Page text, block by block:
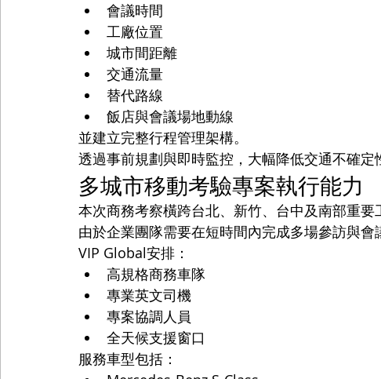
會議時間
工廠位置
城市間距離
交通流量
替代路線
飯店與會議場地動線
並建立完整行程管理架構。
透過事前規劃與即時監控，大幅降低交通不確定
多城市移動考驗專案執行能力
本次商務考察橫跨台北、新竹、台中及南部重要
由於企業團隊需要在短時間內完成多場參訪與會
VIP Global安排：
高規格商務車隊
專業英文司機
專案協調人員
全天候支援窗口
服務車型包括：